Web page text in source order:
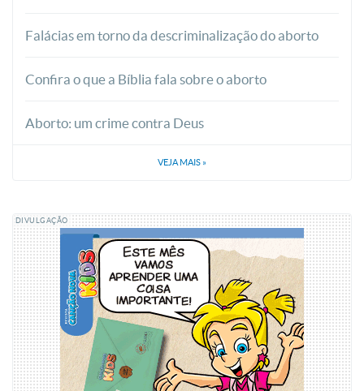
Falácias em torno da descriminalização do aborto
Confira o que a Bíblia fala sobre o aborto
Aborto: um crime contra Deus
VEJA MAIS »
DIVULGAÇÃO